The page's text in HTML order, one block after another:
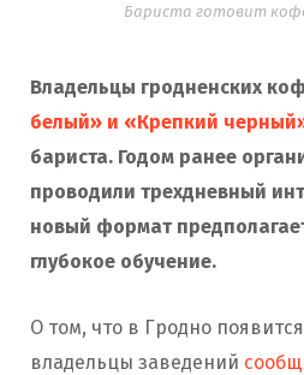
Бариста готовит
Владельцы гродненских
белый» и «Крепкий
бариста. Годом ранее
проводили трехдневный
новый формат
глубокое обучение.
О том, что в Гродно
владельцы заведений